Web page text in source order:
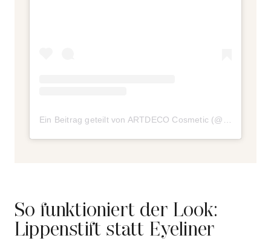
So funktioniert der Look:
Lippenstift statt Eyeliner